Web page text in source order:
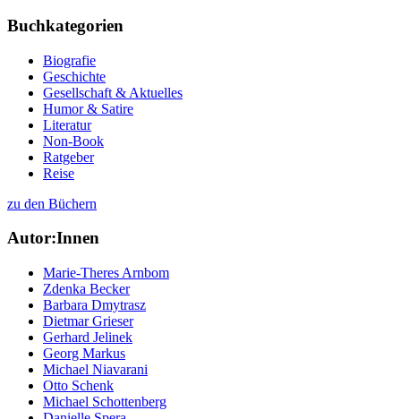
Buchkategorien
Biografie
Geschichte
Gesellschaft & Aktuelles
Humor & Satire
Literatur
Non-Book
Ratgeber
Reise
zu den Büchern
Autor:Innen
Marie-Theres Arnbom
Zdenka Becker
Barbara Dmytrasz
Dietmar Grieser
Gerhard Jelinek
Georg Markus
Michael Niavarani
Otto Schenk
Michael Schottenberg